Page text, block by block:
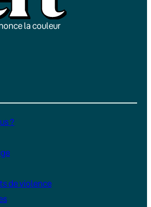
la couleur
?
de violence